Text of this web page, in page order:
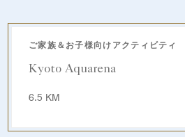
ご家族＆お子様向けアクティビティ
Kyoto Aquarena
6.5 KM